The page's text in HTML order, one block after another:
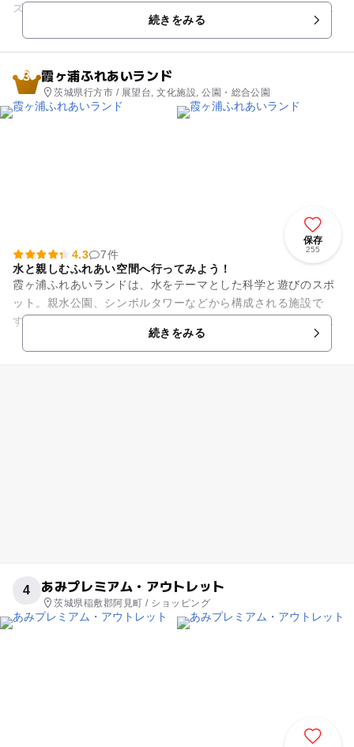
ズ」「スライスチーズ」「ベビーチーズ」「ネオソフト」など
の商品を製造しています。 ...続きをみる
3 霞ヶ浦ふれあいランド
茨城県行方市 / 展望台, 文化施設, 公園・総合公園
保存
255
4.3
7件
水と親しむふれあい空間へ行ってみよう！
霞ヶ浦ふれあいランドは、水をテーマとした科学と遊びのスポ
ット。親水公園、シンボルタワーなどから構成される施設で
す。親水公園では夏季期間に「ざぶざぶけいりゅう」がオープ
ンし、水遊びも楽しめます。地...
続きをみる
4 あみプレミアム・アウトレット
茨城県稲敷郡阿見町 / ショッピング